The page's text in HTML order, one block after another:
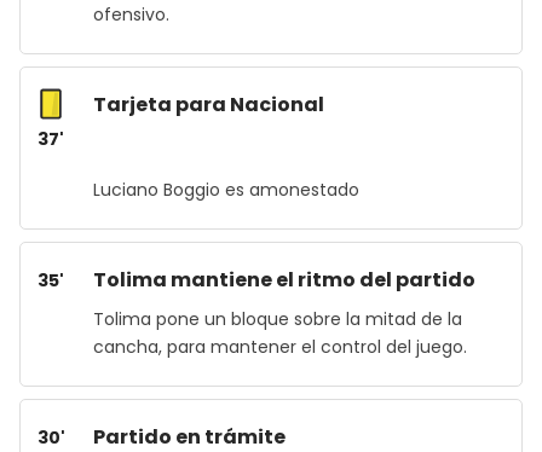
ofensivo.
37'
Tarjeta para Nacional
Luciano Boggio es amonestado
35' Tolima mantiene el ritmo del partido
Tolima pone un bloque sobre la mitad de la
cancha, para mantener el control del juego.
30' Partido en trámite